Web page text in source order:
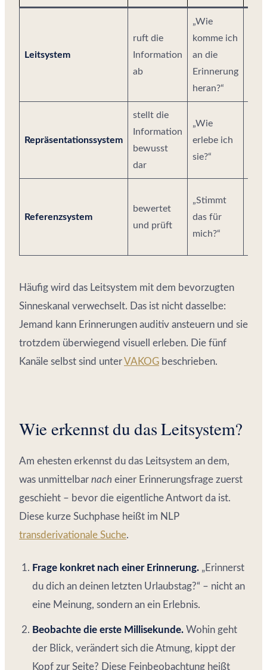
Leitsystem
ruft die
Information
ab
„Wie
komme ich
an die
Erinnerung
heran?“
Repräsentationssystem
stellt die
Information
bewusst
dar
„Wie
erlebe ich
sie?“
Referenzsystem
bewertet
und prüft
„Stimmt
das für
mich?“
Häufig wird das Leitsystem mit dem bevorzugten
Sinneskanal verwechselt. Das ist nicht dasselbe:
Jemand kann Erinnerungen auditiv ansteuern und sie
trotzdem überwiegend visuell erleben. Die fünf
Kanäle selbst sind unterVAKOG beschrieben.
Wie erkennst du das Leitsystem?
Am ehesten erkennst du das Leitsystem an dem,
was unmittelbar nach einer Erinnerungsfrage zuerst
geschieht – bevor die eigentliche Antwort da ist.
Diese kurze Suchphase heißt im NLP
transderivationale Suche.
Frage konkret nach einer Erinnerung. „Erinnerst
du dich an deinen letzten Urlaubstag?“ – nicht an
eine Meinung, sondern an ein Erlebnis.
Beobachte die erste Millisekunde. Wohin geht
der Blick, verändert sich die Atmung, kippt der
Kopf zur Seite? Diese Feinbeobachtung heißt